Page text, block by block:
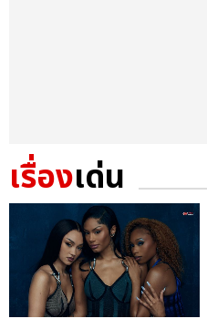
เรื่องเด่น